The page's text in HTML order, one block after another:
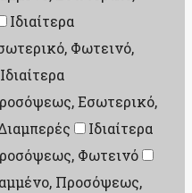
Ιδιαίτερα
Φωτεινό,
Ιδιαίτερα
Εσωτερικό,
Ιδιαίτερα
Φωτεινό
Προσόψεως,